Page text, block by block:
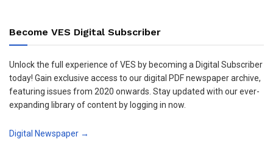
Become VES Digital Subscriber
Unlock the full experience of VES by becoming a Digital Subscriber
today! Gain exclusive access to our digital PDF newspaper archive,
featuring issues from 2020 onwards. Stay updated with our ever-
expanding library of content by logging in now.
Digital Newspaper →